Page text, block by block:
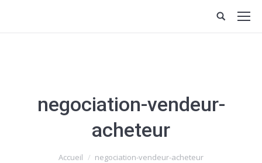
negociation-vendeur-
acheteur
Vous êtes ici :Accueil negociation-vendeur-acheteur